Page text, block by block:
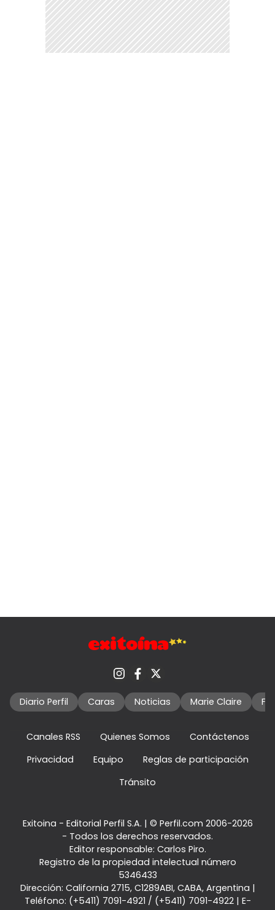
Diario Perfil Caras Noticias Marie Claire
Canales RSS Quienes Somos
Contáctenos
Privacidad
Equipo
Reglas de participación
Tránsito
Exitoina - Editorial Perfil S.A. | © Perfil.com 2006-2026
- Todos los derechos reservados.
Editor responsable: Carlos Piro.
Registro de la propiedad intelectual número
5346433
Dirección: California 2715, C1289ABI, CABA, Argentina |
Teléfono: (+5411) 7091-4921 / (+5411) 7091-4922| E-